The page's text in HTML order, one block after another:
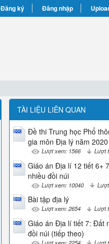
Đăng ký Đăng nhập
TÀI LIỆU LIÊN QUAN
Đề thi Trung học Phổ
gia môn Địa lý năm 2020
Lượt xem: 1566 Lượt
Giáo án Địa lí 12 tiết 6+
nhiều đồi núi
Lượt xem: 10040
Bài tập địa lý
Lượt xem: 2654 Lượt
Giáo án Địa lí tiết 7: Đất
đồi núi (tiếp theo)
Lượt xem: 2254 Lượt